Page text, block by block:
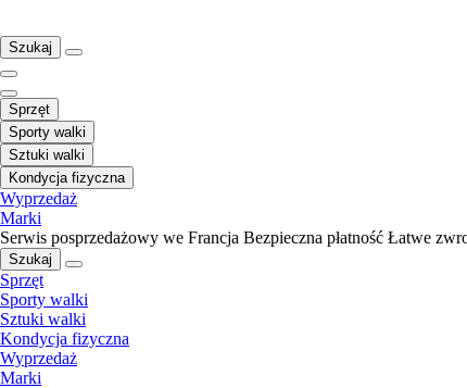
Szukaj
Sprzęt
Sporty walki
Sztuki walki
Kondycja fizyczna
Wyprzedaż
Marki
Serwis posprzedażowy we Francja Bezpieczna płatność Łatwe
Szukaj
Sprzęt
Sporty walki
Sztuki walki
Kondycja fizyczna
Wyprzedaż
Marki